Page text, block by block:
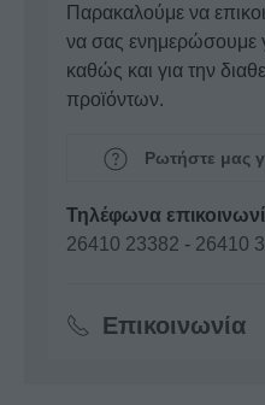
Παρακαλούμε να
να σας ενημερώσουμε
καθώς και για την
προϊόντων.
Ρωτήστε μας
Τηλέφωνα
26410 23382 - 26410
Επικοινωνία